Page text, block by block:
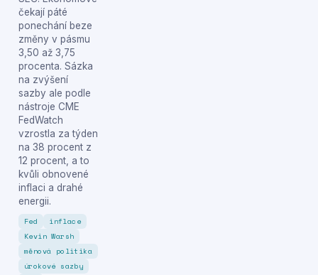
čekají páté
ponechání beze
změny v pásmu
3,50 až 3,75
procenta. Sázka
na zvýšení
sazby ale podle
nástroje CME
FedWatch
vzrostla za týden
na 38 procent z
12 procent, a to
kvůli obnovené
inflaci a drahé
energii.
Fed
inflace
Kevin Warsh
měnová politika
úrokové sazby